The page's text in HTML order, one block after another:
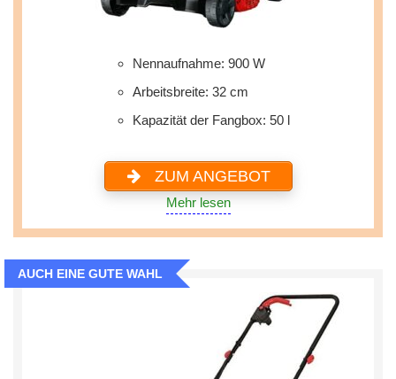
Nennaufnahme: 900 W
Arbeitsbreite: 32 cm
Kapazität der Fangbox: 50 l
ZUM ANGEBOT
Mehr lesen
AUCH EINE GUTE WAHL